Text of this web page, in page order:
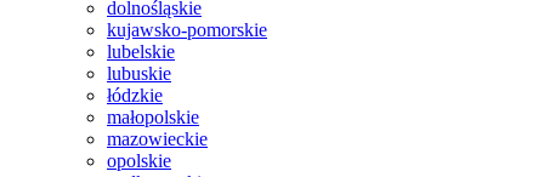
dolnośląskie
kujawsko-pomorskie
lubelskie
lubuskie
łódzkie
małopolskie
mazowieckie
opolskie